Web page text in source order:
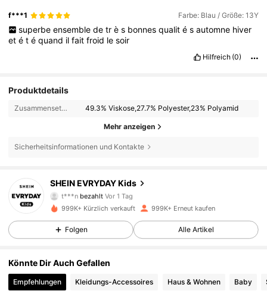
f***1 Farbe: Blau / Größe: 13Y
superbe ensemble de tr è s bonnes qualit é s automne hiver
etétéquand ilfaitfroid lesoir
Hilfreich (0)
Produktdetails
Zusammensetzung: 49.3% Viskose,27.7% Polyester,23% Polyamid
Mehr anzeigen
Sicherheitsinformationen und Kontakte
SHEIN EVRYDAY Kids
4,90
427K Follower
t***nbezahlt Vor 1 Tag
4,90
4,90 427K Follower
999K+ Kürzlich verkauft 999K+ Erneut kaufen
Folgen Alle Artikel
Könnte Dir Auch Gefallen
Empfehlungen Kleidungs-Accessoires Haus & Wohnen Baby